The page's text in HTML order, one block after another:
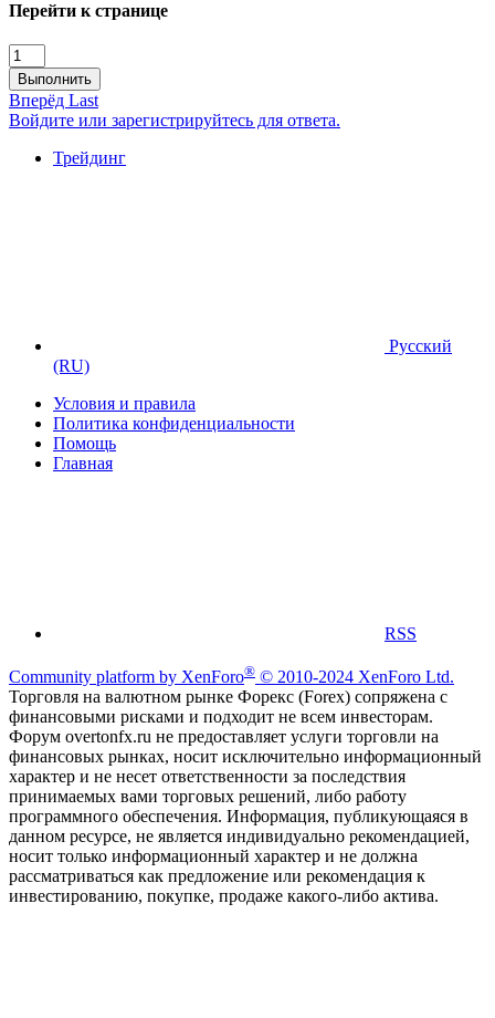
Перейти к странице
Выполнить
Вперёд Last
Войдите или зарегистрируйтесь для ответа.
Трейдинг
Русский
(RU)
Условия и правила
Политика конфиденциальности
Помощь
Главная
RSS
Community platform by XenForo® © 2010-2024 XenForo Ltd.
Торговля на валютном рынке Форекс (Forex) сопряжена с
финансовыми рисками и подходит не всем инвесторам.
Форум overtonfx.ru не предоставляет услуги торговли на
финансовых рынках, носит исключительно информационный
характер и не несет ответственности за последствия
принимаемых вами торговых решений, либо работу
программного обеспечения. Информация, публикующаяся в
данном ресурсе, не является индивидуально рекомендацией,
носит только информационный характер и не должна
рассматриваться как предложение или рекомендация к
инвестированию, покупке, продаже какого-либо актива.